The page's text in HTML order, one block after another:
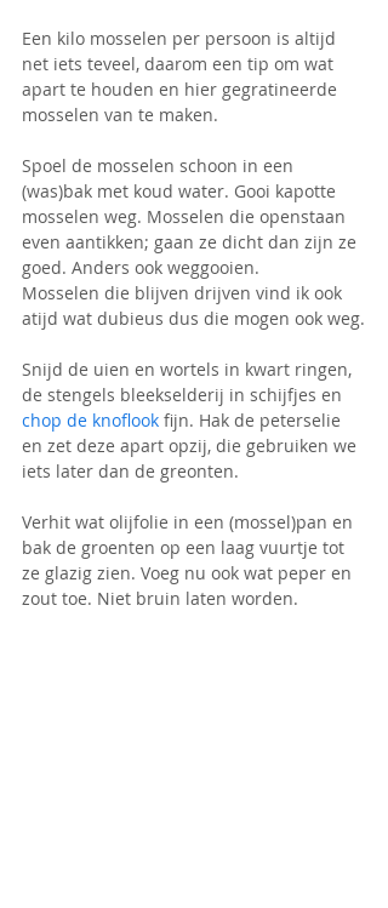
Een kilo mosselen per persoon is altijd
net iets teveel, daarom een tip om wat
apart te houden en hier gegratineerde
mosselen van te maken.
Spoel de mosselen schoon in een
(was)bak met koud water. Gooi kapotte
mosselen weg. Mosselen die openstaan
even aantikken; gaan ze dicht dan zijn ze
goed. Anders ook weggooien.
Mosselen die blijven drijven vind ik ook
atijd wat dubieus dus die mogen ook weg.
Snijd de uien en wortels in kwart ringen,
de stengels bleekselderij in schijfjes en
chop de knoflook fijn. Hak de peterselie
en zet deze apart opzij, die gebruiken we
iets later dan de greonten.
Verhit wat olijfolie in een (mossel)pan en
bak de groenten op een laag vuurtje tot
ze glazig zien. Voeg nu ook wat peper en
zout toe. Niet bruin laten worden.